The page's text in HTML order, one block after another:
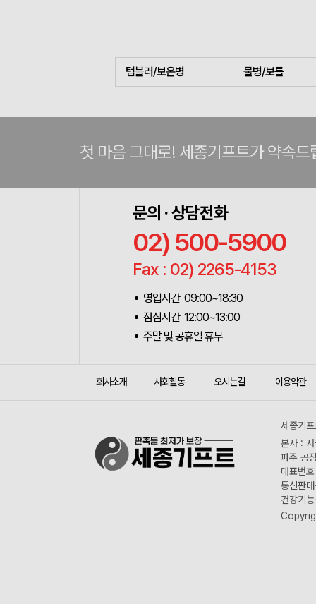
텀블러/보온병 물병/보틀
첫 마음 그대로! 세종기프트가 약속드
문의 · 상담전화
02) 500-5900
Fax : 02) 2265-4153
영업시간 09:00~18:30
점심시간 12:00~13:00
주말 및 공휴일 휴무
회사소개 사회활동 오시는길 이용약관
세종기
본사 :
파주 공
대표번
통신판
건강기